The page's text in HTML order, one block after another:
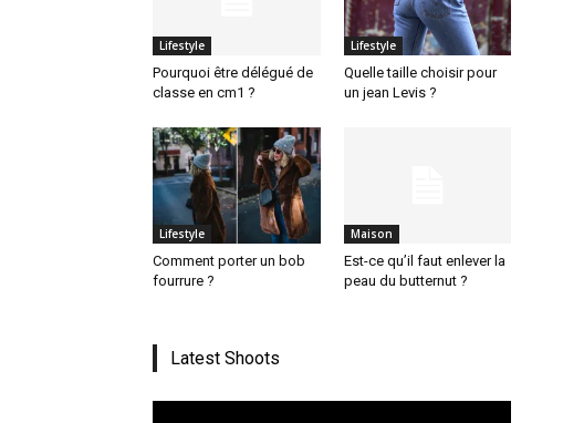
Lifestyle
Pourquoi être délégué de
classe en cm1 ?
Lifestyle
Quelle taille choisir pour
un jean Levis ?
Lifestyle
Comment porter un bob
fourrure ?
Maison
Est-ce qu’il faut enlever la
peau du butternut ?
Latest Shoots